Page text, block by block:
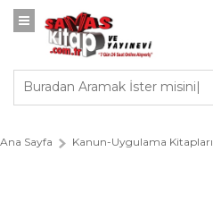
Ana Sayfa Kanun-Uygulama Kitapları